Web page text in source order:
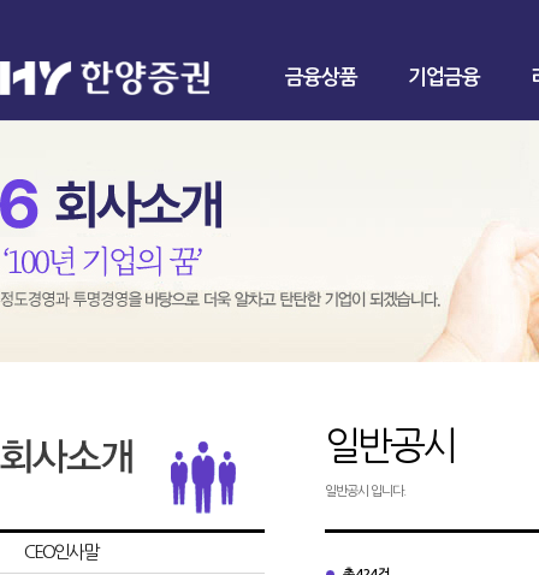
금융상품 기업금융
CEO인사말
일반공시
일반공시 입니다.